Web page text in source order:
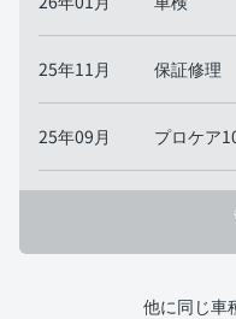
25年11月 保証修理
25年09月 プロケア
他に同じ車